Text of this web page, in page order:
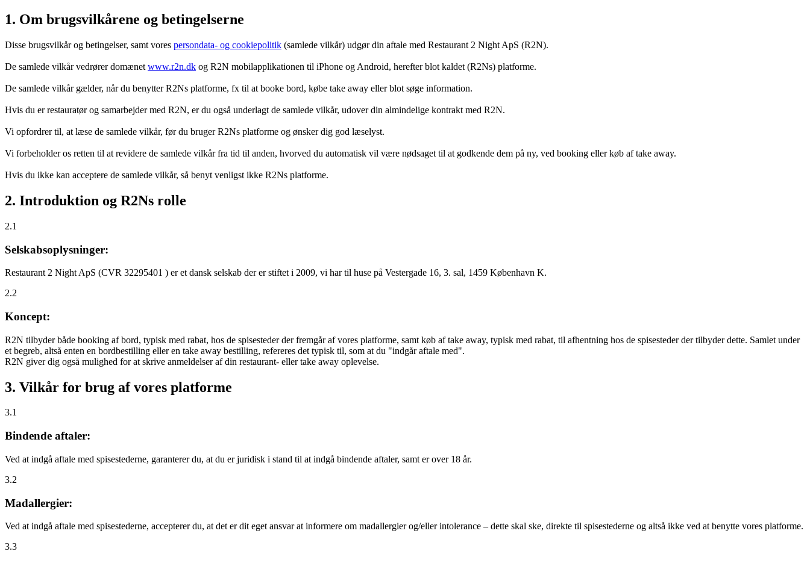
1. Om brugsvilkårene og betingelserne
Disse brugsvilkår og betingelser, samt vores persondata- og cookiepolitik (samlede vilkår) udgør din aftale med Restaurant 2 Night ApS (R2N).
De samlede vilkår vedrører domænet www.r2n.dk og R2N mobilapplikationen til iPhone og Android, herefter blot kaldet (R2Ns) platforme.
De samlede vilkår gælder, når du benytter R2Ns platforme, fx til at booke bord, købe take away eller blot søge information.
Hvis du er restauratør og samarbejder med R2N, er du også underlagt de samlede vilkår, udover din almindelige kontrakt med R2N.
Vi opfordrer til, at læse de samlede vilkår, før du bruger R2Ns platforme og ønsker dig god læselyst.
Vi forbeholder os retten til at revidere de samlede vilkår fra tid til anden, hvorved du automatisk vil være nødsaget til at godkende dem på ny, ved booking eller køb af take away.
Hvis du ikke kan acceptere de samlede vilkår, så benyt venligst ikke R2Ns platforme.
2. Introduktion og R2Ns rolle
2.1
Selskabsoplysninger:
Restaurant 2 Night ApS (CVR 32295401 ) er et dansk selskab der er stiftet i 2009, vi har til huse på Vestergade 16, 3. sal, 1459 København K.
2.2
Koncept:
R2N tilbyder både booking af bord, typisk med rabat, hos de spisesteder der fremgår af vores platforme, samt køb af take away, typisk med rabat, til afhentning hos de spisesteder der tilbyder dette. Samlet under
et begreb, altså enten en bordbestilling eller en take away bestilling, refereres det typisk til, som at du "indgår aftale med".
R2N giver dig også mulighed for at skrive anmeldelser af din restaurant- eller take away oplevelse.
3. Vilkår for brug af vores platforme
3.1
Bindende aftaler:
Ved at indgå aftale med spisestederne, garanterer du, at du er juridisk i stand til at indgå bindende aftaler, samt er over 18 år.
3.2
Madallergier:
Ved at indgå aftale med spisestederne, accepterer du, at det er dit eget ansvar at informere om madallergier og/eller intolerance – dette skal ske, direkte til spisestederne og altså ikke ved at benytte vores platforme.
3.3